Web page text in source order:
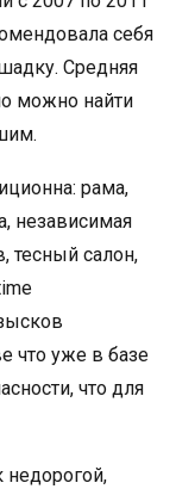
себя
Средняя
можно найти
рама,
независимая
тесный салон,
что уже в базе
что для
недорогой,